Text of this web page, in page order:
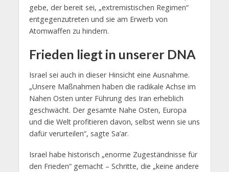
gebe, der bereit sei, „extremistischen Regimen“
entgegenzutreten und sie am Erwerb von
Atomwaffen zu hindern.
Frieden liegt in unserer DNA
Israel sei auch in dieser Hinsicht eine Ausnahme.
„Unsere Maßnahmen haben die radikale Achse im
Nahen Osten unter Führung des Iran erheblich
geschwächt. Der gesamte Nahe Osten, Europa
und die Welt profitieren davon, selbst wenn sie uns
dafür verurteilen“, sagte Sa’ar.
Israel habe historisch „enorme Zugeständnisse für
den Frieden“ gemacht – Schritte, die „keine andere